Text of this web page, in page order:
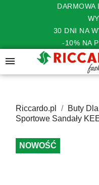
DARMOWA
30 DNI NA
-10% NA

Riccardo.pl Buty
Sportowe Sandały
NOWOŚĆ